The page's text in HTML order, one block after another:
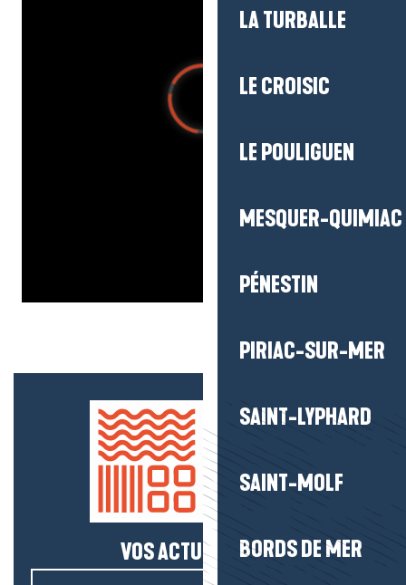
LA TURBALLE
LE CROISIC
LE POULIGUEN
MESQUER-QUIMIAC
PÉNESTIN
PIRIAC-SUR-MER
SAINT-LYPHARD
SAINT-MOLF
BORDS DE MER
VOS ACTUS SALÉES !